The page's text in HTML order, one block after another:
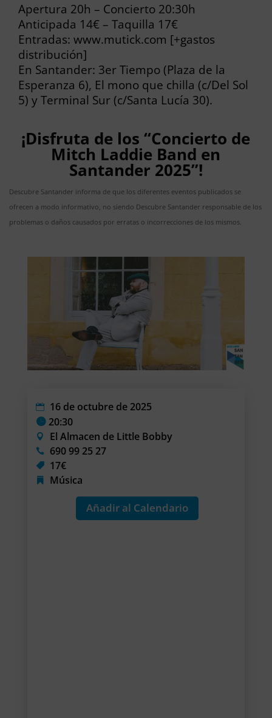
Apertura 20h – Concierto 20:30h
Anticipada 14€ – Taquilla 17€
Entradas: www.mutick.com [+gastos
distribución]
En Santander: 3er Tiempo (Plaza de la
Esperanza 6), El mono que chilla (c/Del Sol
5) y Terminal Sur (c/Santa Lucía 30).
¡Disfruta de los “Concierto de
Mitch Laddie Band en
Santander 2025”!
Descubre Santander informa de que los diferentes eventos publicados se
ofrecen a modo informativo, no siendo Descubre Santander responsable de los
problemas o daños causados por erratas o incorrecciones de los mismos.
16 de octubre de 2025
20:30
El Almacen de Little Bobby
690 99 25 27
17€
Música
Añadir al Calendario